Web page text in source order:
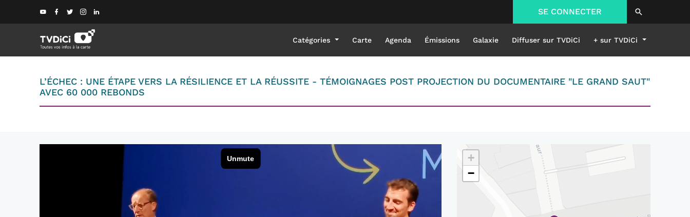
SE CONNECTER
Catégories Carte Agenda Émissions Galaxie Diffuser sur TVDiCi + sur TVDiCi
L’ÉCHEC : UNE ÉTAPE VERS LA RÉSILIENCE ET LA RÉUSSITE - TÉMOIGNAGES POST PROJECTION DU DOCUMENTAIRE "LE GRAND SAUT"
AVEC 60 000 REBONDS
+
−